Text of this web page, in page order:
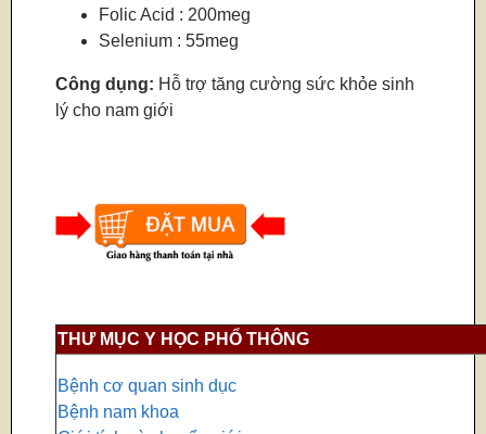
Folic Acid : 200meg
Selenium : 55meg
Công dụng: Hỗ trợ tăng cường sức khỏe sinh
lý cho nam giới
THƯ MỤC Y HỌC PHỔ THÔNG
Bệnh cơ quan sinh dục
Bệnh nam khoa